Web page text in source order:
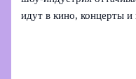
идут в кино, концерты и